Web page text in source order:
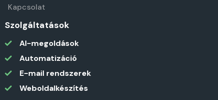
Kapcsolat
Szolgáltatások
AI-megoldások
Automatizáció
E-mail rendszerek
Weboldalkészítés